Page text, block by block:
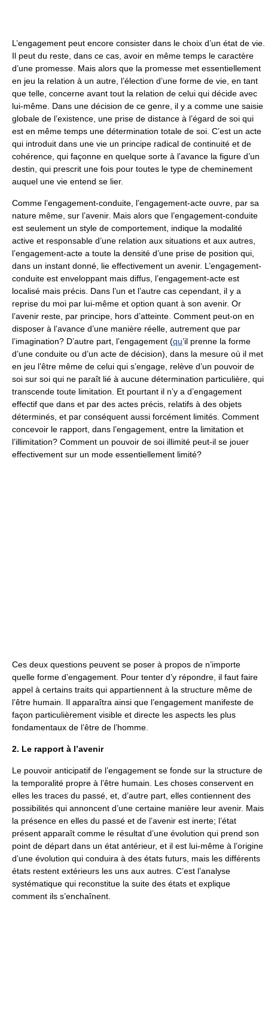
L’engagement peut encore consister dans le choix d’un état de vie.
Il peut du reste, dans ce cas, avoir en même temps le caractère
d’une promesse. Mais alors que la promesse met essentiellement
en jeu la relation à un autre, l’élection d’une forme de vie, en tant
que telle, concerne avant tout la relation de celui qui décide avec
lui-même. Dans une décision de ce genre, il y a comme une saisie
globale de l’existence, une prise de distance à l’égard de soi qui
est en même temps une détermination totale de soi. C’est un acte
qui introduit dans une vie un principe radical de continuité et de
cohérence, qui façonne en quelque sorte à l’avance la figure d’un
destin, qui prescrit une fois pour toutes le type de cheminement
auquel une vie entend se lier.
Comme l’engagement-conduite, l’engagement-acte ouvre, par sa
nature même, sur l’avenir. Mais alors que l’engagement-conduite
est seulement un style de comportement, indique la modalité
active et responsable d’une relation aux situations et aux autres,
l’engagement-acte a toute la densité d’une prise de position qui,
dans un instant donné, lie effectivement un avenir. L’engagement-
conduite est enveloppant mais diffus, l’engagement-acte est
localisé mais précis. Dans l’un et l’autre cas cependant, il y a
reprise du moi par lui-même et option quant à son avenir. Or
l’avenir reste, par principe, hors d’atteinte. Comment peut-on en
disposer à l’avance d’une manière réelle, autrement que par
l’imagination? D’autre part, l’engagement (qu’il prenne la forme
d’une conduite ou d’un acte de décision), dans la mesure où il met
en jeu l’être même de celui qui s’engage, relève d’un pouvoir de
soi sur soi qui ne paraît lié à aucune détermination particulière, qui
transcende toute limitation. Et pourtant il n’y a d’engagement
effectif que dans et par des actes précis, relatifs à des objets
déterminés, et par conséquent aussi forcément limités. Comment
concevoir le rapport, dans l’engagement, entre la limitation et
l’illimitation? Comment un pouvoir de soi illimité peut-il se jouer
effectivement sur un mode essentiellement limité?
Ces deux questions peuvent se poser à propos de n’importe
quelle forme d’engagement. Pour tenter d’y répondre, il faut faire
appel à certains traits qui appartiennent à la structure même de
l’être humain. Il apparaîtra ainsi que l’engagement manifeste de
façon particulièrement visible et directe les aspects les plus
fondamentaux de l’être de l’homme.
2. Le rapport à l’avenir
Le pouvoir anticipatif de l’engagement se fonde sur la structure de
la temporalité propre à l’être humain. Les choses conservent en
elles les traces du passé, et, d’autre part, elles contiennent des
possibilités qui annoncent d’une certaine manière leur avenir. Mais
la présence en elles du passé et de l’avenir est inerte; l’état
présent apparaît comme le résultat d’une évolution qui prend son
point de départ dans un état antérieur, et il est lui-même à l’origine
d’une évolution qui conduira à des états futurs, mais les différents
états restent extérieurs les uns aux autres. C’est l’analyse
systématique qui reconstitue la suite des états et explique
comment ils s’enchaînent.